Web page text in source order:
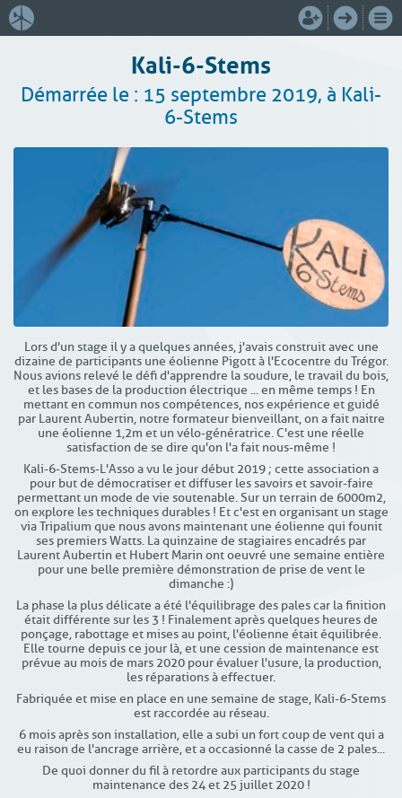
Kali-6-Stems
Démarrée le : 15 septembre 2019, à Kali-
6-Stems
Lors d'un stage il y a quelques années, j'avais construit avec une
dizaine de participants une éolienne Pigott à l'Ecocentre du Trégor.
Nous avions relevé le défi d'apprendre la soudure, le travail du bois,
et les bases de la production électrique ... en même temps ! En
mettant en commun nos compétences, nos expérience et guidé
par Laurent Aubertin, notre formateur bienveillant, on a fait naitre
une éolienne 1,2m et un vélo-génératrice. C'est une réelle
satisfaction de se dire qu'on l'a fait nous-même !
Kali-6-Stems-L'Asso a vu le jour début 2019 ; cette association a
pour but de démocratiser et diffuser les savoirs et savoir-faire
permettant un mode de vie soutenable. Sur un terrain de 6000m2,
on explore les techniques durables ! Et c'est en organisant un stage
via Tripalium que nous avons maintenant une éolienne qui founit
ses premiers Watts. La quinzaine de stagiaires encadrés par
Laurent Aubertin et Hubert Marin ont oeuvré une semaine entière
pour une belle première démonstration de prise de vent le
dimanche :)
La phase la plus délicate a été l'équilibrage des pales car la finition
était différente sur les 3 ! Finalement après quelques heures de
ponçage, rabottage et mises au point, l'éolienne était équilibrée.
Elle tourne depuis ce jour là, et une cession de maintenance est
prévue au mois de mars 2020 pour évaluer l'usure, la production,
les réparations à effectuer.
Fabriquée et mise en place en une semaine de stage, Kali-6-Stems
est raccordée au réseau.
6 mois après son installation, elle a subi un fort coup de vent qui a
eu raison de l'ancrage arrière, et a occasionné la casse de 2 pales...
De quoi donner du fil à retordre aux participants du stage
maintenance des 24 et 25 juillet 2020 !